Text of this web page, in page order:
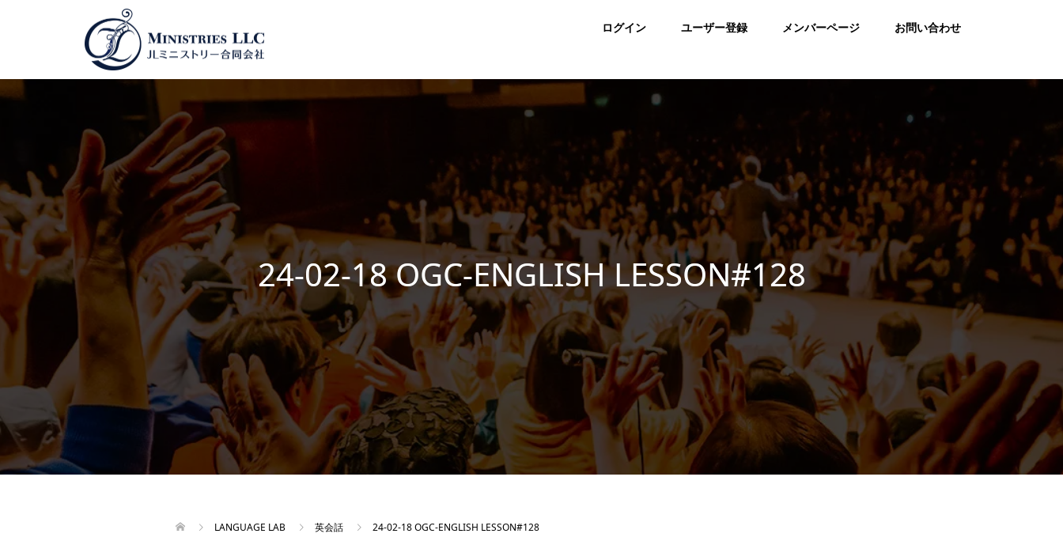
ログイン ユーザー登録 メンバーページ お問い合わせ
24-02-18 OGC-ENGLISH LESSON#128
LANGUAGE LAB 英会話 24-02-18 OGC-ENGLISH LESSON#128